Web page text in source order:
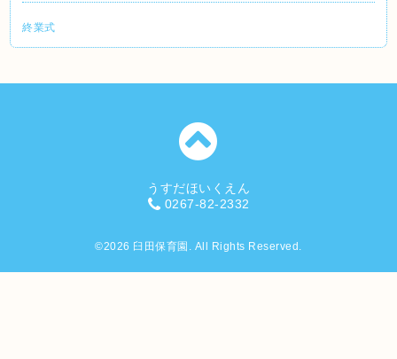
終業式
うすだほいくえん
0267-82-2332
©2026 臼田保育園 . All Rights Reserved.